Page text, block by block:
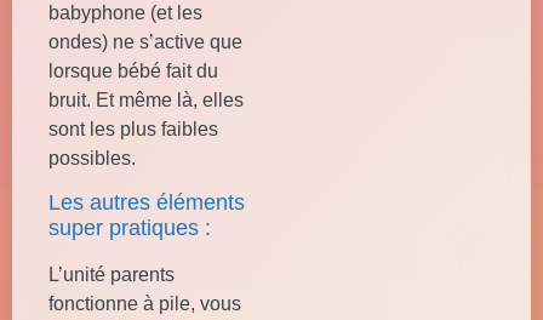
babyphone (et les
ondes) ne s’active que
lorsque bébé fait du
bruit. Et même là, elles
sont les plus faibles
possibles.
Les autres éléments
super pratiques :
L’unité parents
fonctionne à pile, vous